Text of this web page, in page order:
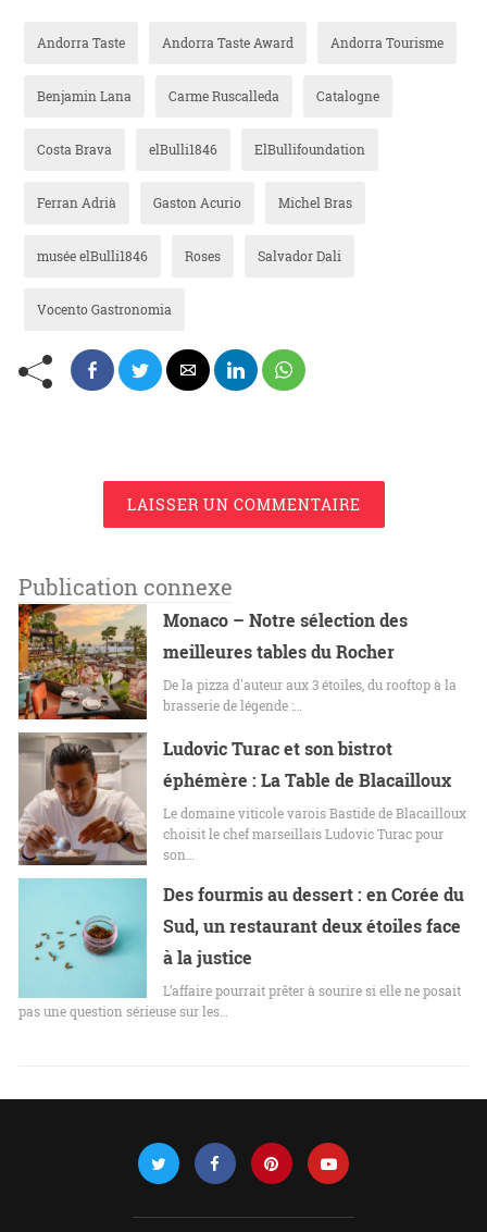
Andorra Taste Andorra Taste Award Andorra Tourisme
Benjamin Lana Carme Ruscalleda Catalogne
Costa Brava elBulli1846 ElBullifoundation
Ferran Adrià Gaston Acurio Michel Bras
musée elBulli1846 Roses Salvador Dali
Vocento Gastronomia
LAISSER UN COMMENTAIRE
Publication connexe
Monaco – Notre sélection des
meilleures tables du Rocher
De la pizza d'auteur aux 3 étoiles, du rooftop à la
brasserie de légende :…
Ludovic Turac et son bistrot
éphémère : La Table de Blacailloux
Le domaine viticole varois Bastide de Blacailloux
choisit le chef marseillais Ludovic Turac pour
son…
Des fourmis au dessert : en Corée du
Sud, un restaurant deux étoiles face
à la justice
L’affaire pourrait prêter à sourire si elle ne posait
pas une question sérieuse sur les…